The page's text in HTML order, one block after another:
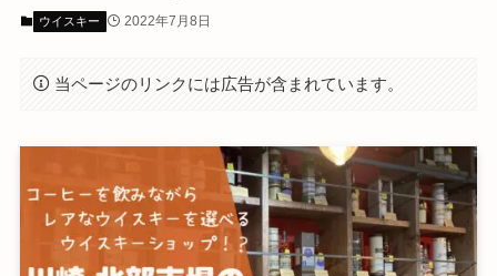
ウイスキー 2022年7月8日
当ページのリンクには広告が含まれています。